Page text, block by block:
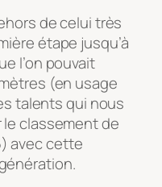
de celui très
étape jusqu’à
l’on pouvait
(en usage
talents qui nous
classement de
avec cette